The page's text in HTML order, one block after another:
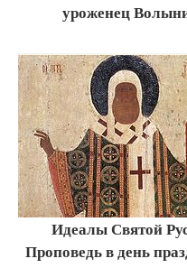
уроженец
Идеалы Святой
Проповедь в день